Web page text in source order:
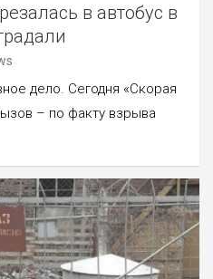
в автобус в
дело. Сегодня «Скорая
– по факту взрыва